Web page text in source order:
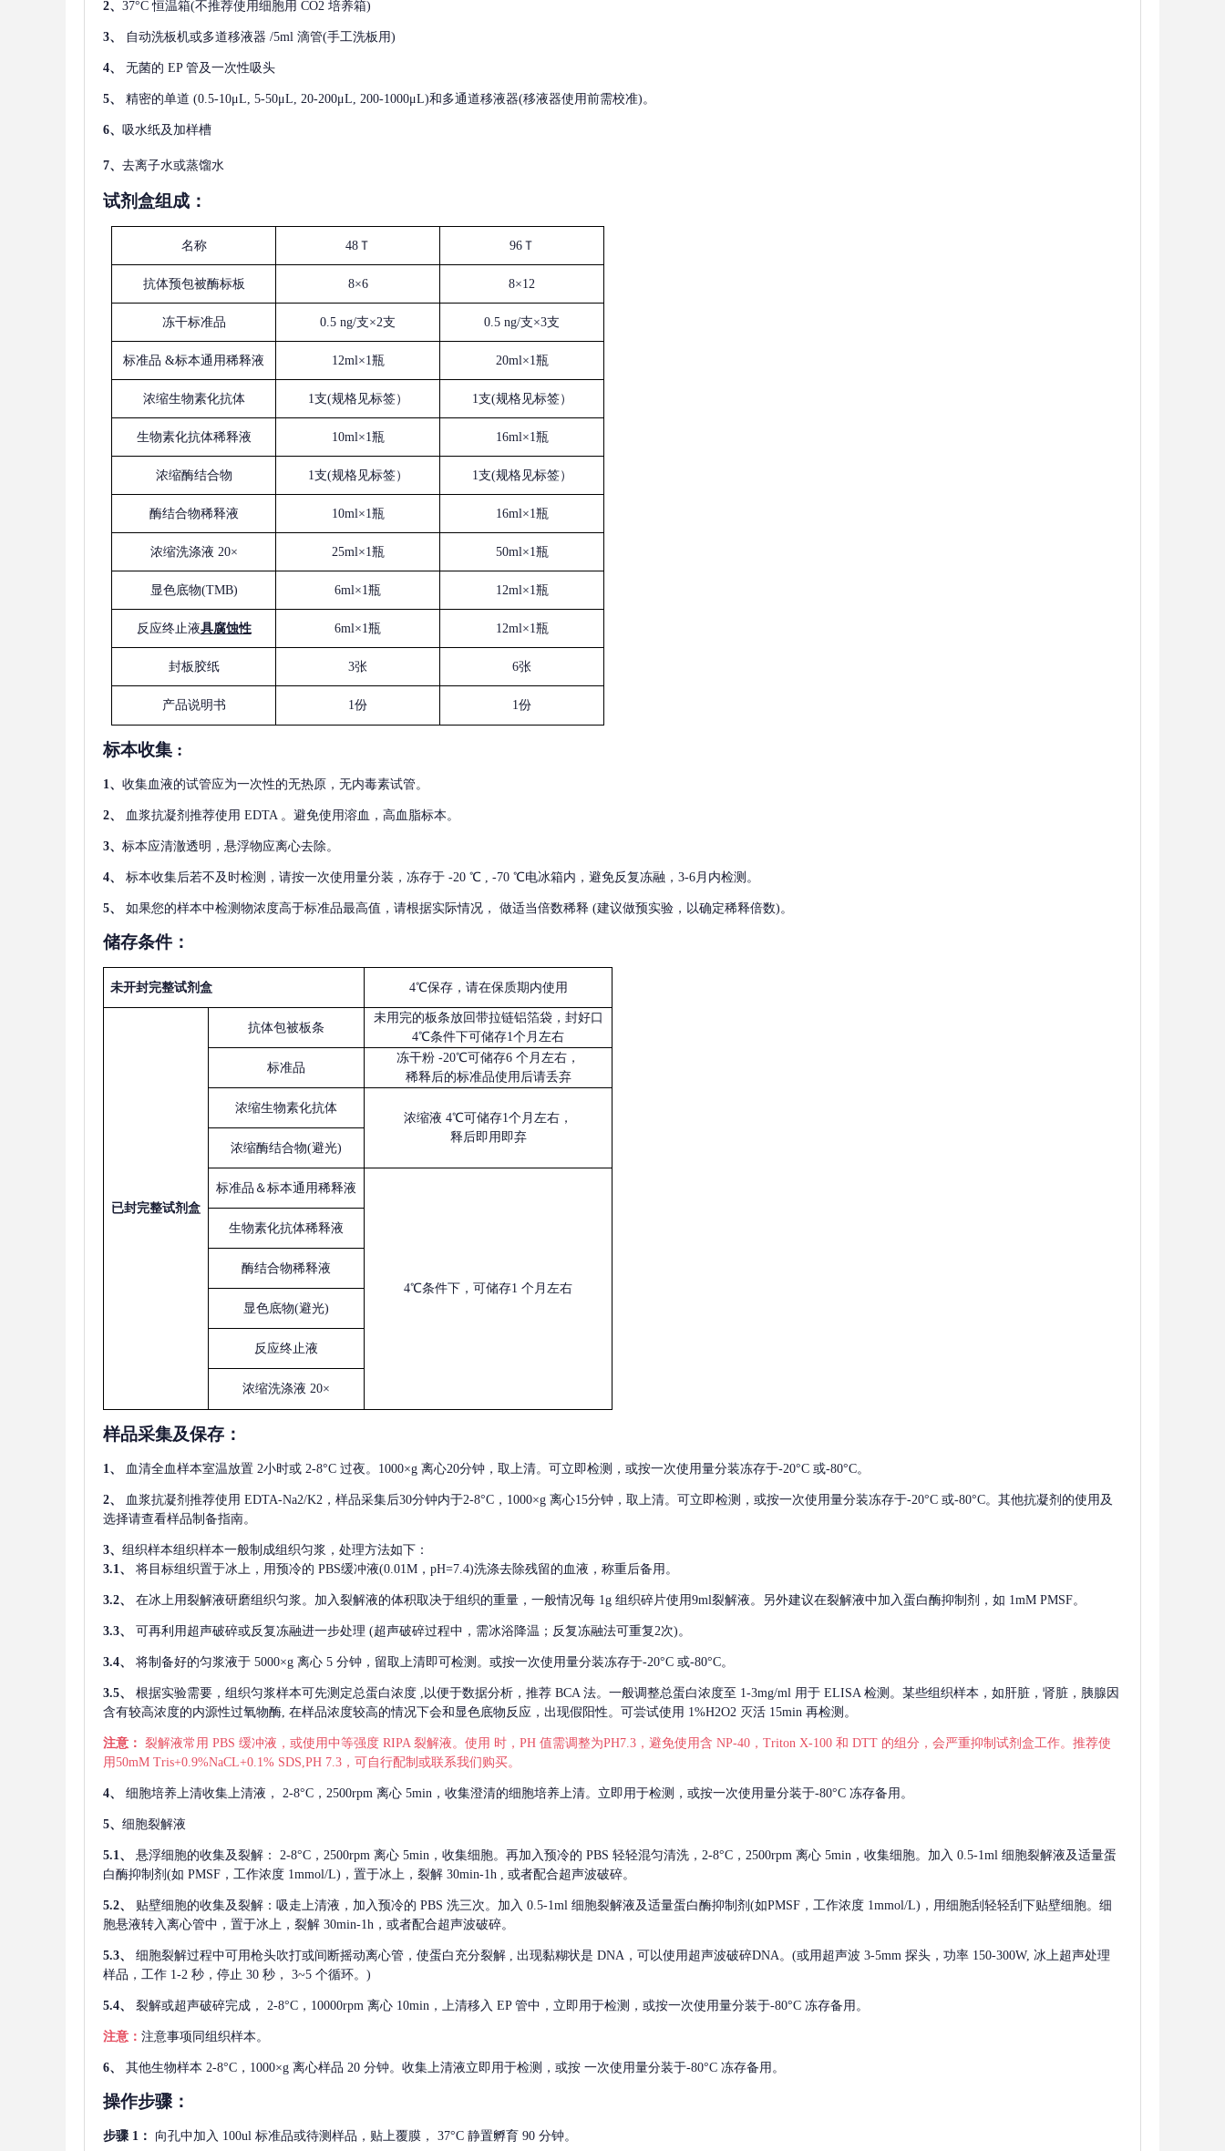
2、 37°C 恒温箱(不推荐使用细胞用 CO2 培养箱)
3、 自动洗板机或多道移液器 /5ml 滴管(手工洗板用)
4、 无菌的 EP 管及一次性吸头
5、 精密的单道 (0.5-10μL, 5-50μL, 20-200μL, 200-1000μL)和多通道移液器(移液器使用前需校准)。
6、 吸水纸及加样槽
7、 去离子水或蒸馏水
试剂盒组成：
名称 48Ｔ 96Ｔ
抗体预包被酶标板 8×6 8×12
冻干标准品 0.5 ng/支×2支 0.5 ng/支×3支
标准品 &标本通用稀释液 12ml×1瓶 20ml×1瓶
浓缩生物素化抗体 1支(规格见标签） 1支(规格见标签）
生物素化抗体稀释液 10ml×1瓶 16ml×1瓶
浓缩酶结合物 1支(规格见标签） 1支(规格见标签）
酶结合物稀释液 10ml×1瓶 16ml×1瓶
浓缩洗涤液 20× 25ml×1瓶 50ml×1瓶
显色底物(TMB) 6ml×1瓶 12ml×1瓶
反应终止液具腐蚀性 6ml×1瓶 12ml×1瓶
封板胶纸 3张 6张
产品说明书 1份 1份
标本收集 :
1、 收集血液的试管应为一次性的无热原，无内毒素试管。
2、 血浆抗凝剂推荐使用 EDTA 。避免使用溶血，高血脂标本。
3、 标本应清澈透明，悬浮物应离心去除。
4、 标本收集后若不及时检测，请按一次使用量分装，冻存于 -20 ℃ , -70 ℃电冰箱内，避免反复冻融，3-6月内检测。
5、 如果您的样本中检测物浓度高于标准品最高值，请根据实际情况， 做适当倍数稀释 (建议做预实验，以确定稀释倍数)。
储存条件：
未开封完整试剂盒 4℃保存，请在保质期内使用
已封完整试剂盒
抗体包被板条
未用完的板条放回带拉链铝箔袋，封好口
4℃条件下可储存1个月左右
标准品
冻干粉 -20℃可储存6 个月左右，
稀释后的标准品使用后请丢弃
浓缩生物素化抗体
浓缩液 4℃可储存1个月左右，
释后即用即弃
浓缩酶结合物(避光)
标准品＆标本通用稀释液
4℃条件下，可储存1 个月左右
生物素化抗体稀释液
酶结合物稀释液
显色底物(避光)
反应终止液
浓缩洗涤液 20×
样品采集及保存 ：
1、 血清全血样本室温放置 2小时或 2-8°C 过夜。1000×g 离心20分钟，取上清。可立即检测，或按一次使用量分装冻存于-20°C 或-80°C。
2、 血浆抗凝剂推荐使用 EDTA-Na2/K2，样品采集后30分钟内于2-8°C，1000×g 离心15分钟，取上清。可立即检测，或按一次使用量分装冻存于-20°C 或-80°C。其他抗凝剂的使用及
选择请查看样品制备指南。
3、 组织样本组织样本一般制成组织匀浆，处理方法如下：
3.1、
将目标组织置于冰上，用预冷的 PBS缓冲液(0.01M，pH=7.4)洗涤去除残留的血液，称重后备用。
3.2、 在冰上用裂解液研磨组织匀浆。加入裂解液的体积取决于组织的重量，一般情况每 1g 组织碎片使用9ml裂解液。另外建议在裂解液中加入蛋白酶抑制剂，如 1mM PMSF。
3.3、 可再利用超声破碎或反复冻融进一步处理 (超声破碎过程中，需冰浴降温；反复冻融法可重复2次)。
3.4、 将制备好的匀浆液于 5000×g 离心 5 分钟，留取上清即可检测。或按一次使用量分装冻存于-20°C 或-80°C。
3.5、 根据实验需要，组织匀浆样本可先测定总蛋白浓度 ,以便于数据分析，推荐 BCA 法。一般调整总蛋白浓度至 1-3mg/ml 用于 ELISA 检测。某些组织样本，如肝脏，肾脏，胰腺因
含有较高浓度的内源性过氧物酶, 在样品浓度较高的情况下会和显色底物反应，出现假阳性。可尝试使用 1%H2O2 灭活 15min 再检测。
注意： 裂解液常用 PBS 缓冲液，或使用中等强度 RIPA 裂解液。使用 时，PH 值需调整为PH7.3，避免使用含 NP-40，Triton X-100 和 DTT 的组分，会严重抑制试剂盒工作。推荐使
用50mM Tris+0.9%NaCL+0.1% SDS,PH 7.3，可自行配制或联系我们购买。
4、 细胞培养上清收集上清液， 2-8°C，2500rpm 离心 5min，收集澄清的细胞培养上清。立即用于检测，或按一次使用量分装于-80°C 冻存备用。
5、 细胞裂解液
5.1、 悬浮细胞的收集及裂解：
2-8°C，2500rpm 离心 5min，收集细胞。再加入预冷的 PBS 轻轻混匀清洗，2-8°C，2500rpm 离心 5min，收集细胞。加入 0.5-1ml 细胞裂解液及适量蛋
白酶抑制剂(如 PMSF，工作浓度 1mmol/L)，置于冰上，裂解 30min-1h , 或者配合超声波破碎。
5.2、 贴壁细胞的收集及裂解：吸走上清液，加入预冷的 PBS 洗三次。加入 0.5-1ml 细胞裂解液及适量蛋白酶抑制剂(如PMSF，工作浓度 1mmol/L)，用细胞刮轻轻刮下贴壁细胞。细
胞悬液转入离心管中，置于冰上，裂解 30min-1h，或者配合超声波破碎。
5.3、 细胞裂解过程中可用枪头吹打或间断摇动离心管，使蛋白充分裂解 , 出现黏糊状是 DNA，可以使用超声波破碎DNA。(或用超声波 3-5mm 探头，功率 150-300W, 冰上超声处理
样品，工作 1-2 秒，停止 30 秒， 3~5 个循环。)
5.4、 裂解或超声破碎完成， 2-8°C，10000rpm 离心 10min，上清移入 EP 管中，立即用于检测，或按一次使用量分装于-80°C 冻存备用。
注意： 注意事项同组织样本。
6、 其他生物样本 2-8°C，1000×g 离心样品 20 分钟。收集上清液立即用于检测，或按 一次使用量分装于-80°C 冻存备用。
操作步骤：
步骤 1： 向孔中加入 100ul 标准品或待测样品，贴上覆膜， 37°C 静置孵育 90 分钟。